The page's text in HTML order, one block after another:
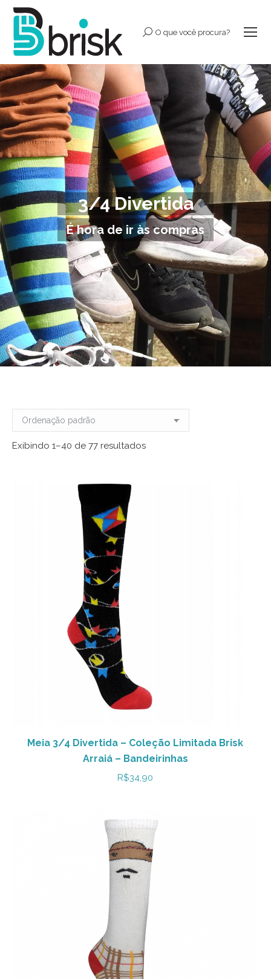
Buscar:
O que você procura?
3/4 Divertida
É hora de ir às compras
Você está aqui:
Exibindo 1–40 de 77 resultados
Meia 3/4 Divertida – Coleção Limitada Brisk
Arraiá – Bandeirinhas
R$34,90